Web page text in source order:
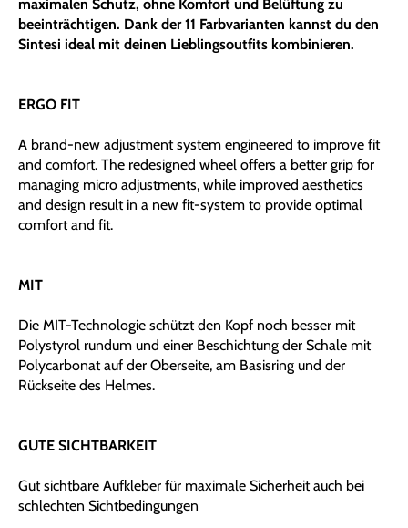
maximalen Schutz, ohne Komfort und Belüftung zu
beeinträchtigen. Dank der 11 Farbvarianten kannst du den
Sintesi ideal mit deinen Lieblingsoutfits kombinieren.
ERGO FIT
A brand-new adjustment system engineered to improve fit
and comfort. The redesigned wheel offers a better grip for
managing micro adjustments, while improved aesthetics
and design result in a new fit-system to provide optimal
comfort and fit.
MIT
Die MIT-Technologie schützt den Kopf noch besser mit
Polystyrol rundum und einer Beschichtung der Schale mit
Polycarbonat auf der Oberseite, am Basisring und der
Rückseite des Helmes.
GUTE SICHTBARKEIT
Gut sichtbare Aufkleber für maximale Sicherheit auch bei
schlechten Sichtbedingungen